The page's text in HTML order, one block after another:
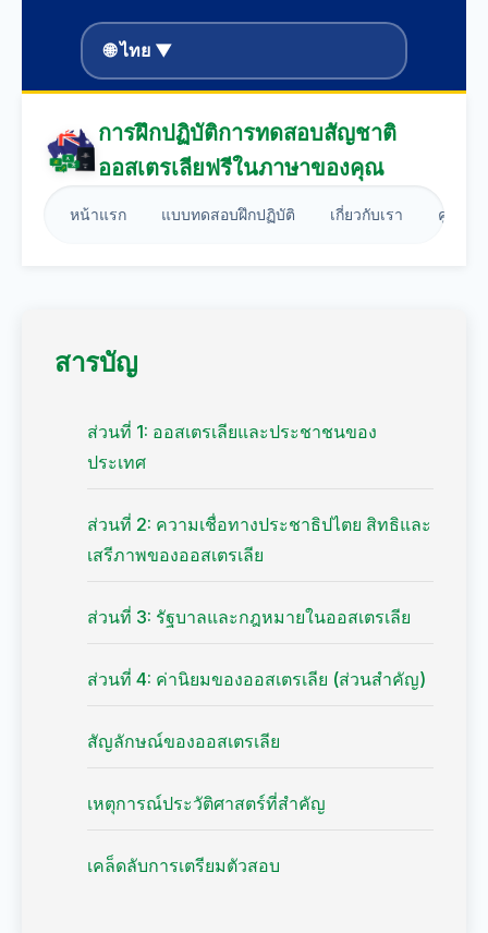
🌐 ไทย ▼
การฝึกปฏิบัติการทดสอบสัญชาติ
ออสเตรเลียฟรีในภาษาของคุณ
หน้าแรก แบบทดสอบฝึกปฏิบัติ เกี่ยวกับเรา คู่มือกา
สารบัญ
ส่วนที่ 1: ออสเตรเลียและประชาชนของ
ประเทศ
ส่วนที่ 2: ความเชื่อทางประชาธิปไตย สิทธิและ
เสรีภาพของออสเตรเลีย
ส่วนที่ 3: รัฐบาลและกฎหมายในออสเตรเลีย
ส่วนที่ 4: ค่านิยมของออสเตรเลีย (ส่วนสำคัญ)
สัญลักษณ์ของออสเตรเลีย
เหตุการณ์ประวัติศาสตร์ที่สำคัญ
เคล็ดลับการเตรียมตัวสอบ